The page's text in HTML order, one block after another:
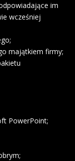
im
wcześniej
majątkiem firmy;
PowerPoint;